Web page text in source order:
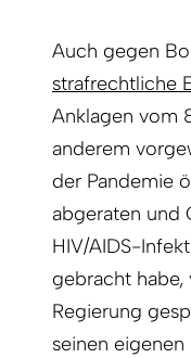
Auch gegen
strafrechtliche
Anklagen vom
anderem
der Pandemie
abgeraten und
HIV/AIDS-
gebracht habe,
Regierung
seinen